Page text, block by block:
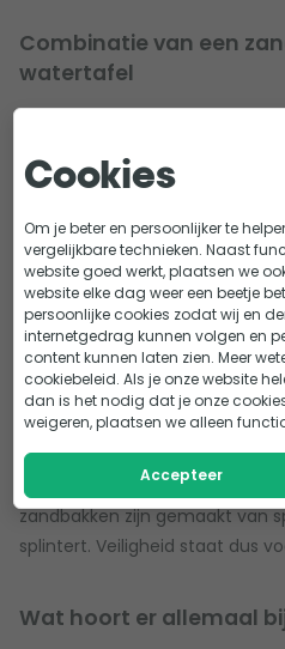
Combinatie van een
watertafel
Een andere leuke optie is de
en een
watertafel
. Er zijn al
mogelijkheden hebben. Geen
meerdere van de bakken met
design past de zandtafel
doorn in het oog dus!
Welk materiaal heeft
Qua materiaal heb je de
De kunststof modellen zijn
opties wat robuuster zijn.
modellen zijn makkelijk in
zandbakken zijn gemaakt van
splintert. Veiligheid staat dus
Wat hoort er allemaal
Cookies
Om je beter en persoonlijker te
vergelijkbare technieken. Naast
website goed werkt, plaatsen we
website elke dag weer een beetje
persoonlijke cookies zodat wij en
internetgedrag kunnen volgen en
content kunnen laten zien. Meer
cookiebeleid. Als je onze website
dan is het nodig dat je onze
weigeren, plaatsen we alleen
Accepteer